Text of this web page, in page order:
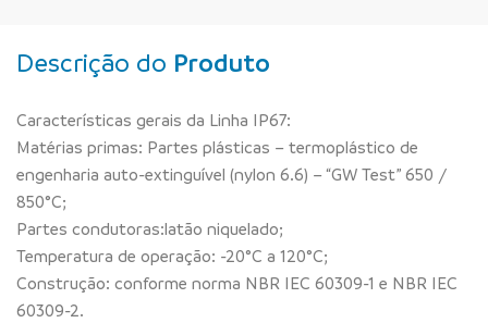
Descrição do Produto
Características gerais da Linha IP67:
Matérias primas: Partes plásticas – termoplástico de
engenharia auto-extinguível (nylon 6.6) – “GW Test” 650 /
850°C;
Partes condutoras:latão niquelado;
Temperatura de operação: -20°C a 120°C;
Construção: conforme norma NBR IEC 60309-1 e NBR IEC
60309-2.